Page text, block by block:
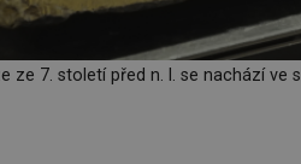
ze 7. století před n. l. se nachází ve